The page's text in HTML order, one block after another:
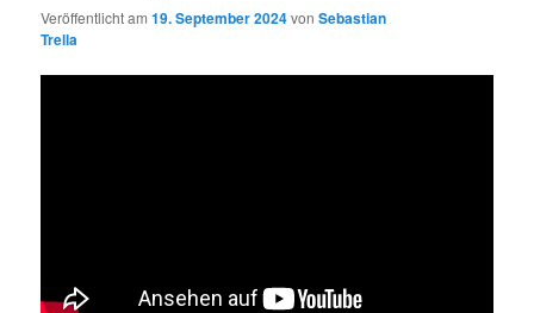
Veröffentlicht am19. September 2024vonSebastian
Trella